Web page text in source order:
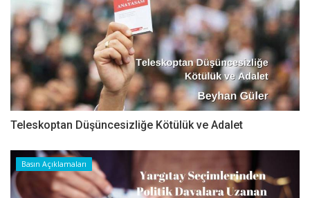
Teleskoptan Düşüncesizliğe Kötülük ve Adalet
Basın Açıklamaları